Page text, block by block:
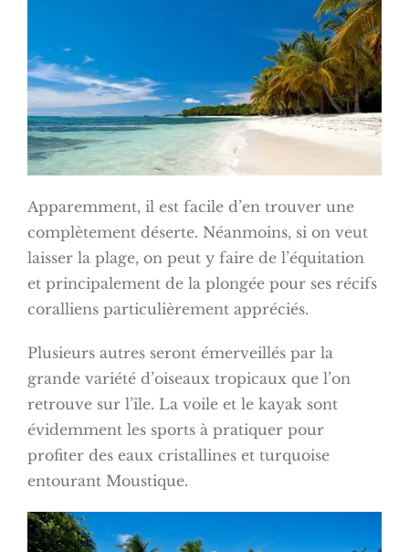
Apparemment, il est facile d’en trouver une
complètement déserte. Néanmoins, si on veut
laisser la plage, on peut y faire de l’équitation
et principalement de la plongée pour ses récifs
coralliens particulièrement appréciés.
Plusieurs autres seront émerveillés par la
grande variété d’oiseaux tropicaux que l’on
retrouve sur l’île. La voile et le kayak sont
évidemment les sports à pratiquer pour
profiter des eaux cristallines et turquoise
entourant Moustique.